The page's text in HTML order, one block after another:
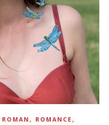
ROMAN , ROMANCE ,